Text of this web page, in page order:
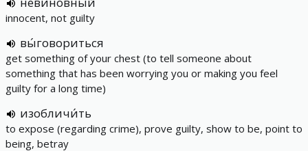
innocent, not guilty
вы́говориться
get something of your chest (to tell someone about
something that has been worrying you or making you feel
guilty for a long time)
изобличи́ть
to expose (regarding crime), prove guilty, show to be, point to
being, betray